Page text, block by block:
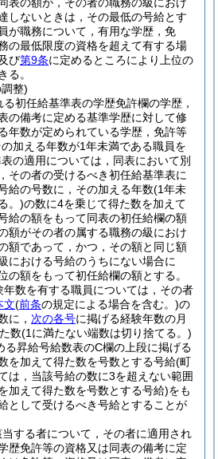
しないときは，その最低の号給とす
が職務について，有用な学歴，免
の最低限度の資格を超えて有する場
び第9条に定めるところにより上位の
る。
整)
初任給基準表の学歴免許欄の学歴，
の備考に定める基準学歴に対して修
年数が定められている学歴，免許等
加える年数が1年未満である職員を
の適用については，同表において別
その者の受けるべき初任給基準表に
給の号数に，その加える年数(1年未
。)の数に4を乗じて得た数を加えて
給の額をもって同表の初任給欄の額
額がその者の属する職務の級におけ
額であって，かつ，その額と同じ額
における号給のうちにない場合に
の額をもって初任給欄の額とする。
年数を有する職員については，その者
文(前条の規定による場合を含む。)の
に， 次の各号に掲げる経験年数の月
数(1に満たない端数は切り捨てる。)
る昇給号給数表のC欄の上段に掲げる
を加えて得た数を号数とする号給(町
は，当該号給の数に3を超えない範囲
加えて得た数を号数とする号給)をも
として受けるべき号給とすることが
当する者について，その者に適用され
歴免許等の資格又は同表の備考に定